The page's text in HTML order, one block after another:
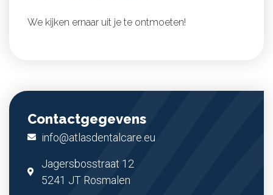
We kijken ernaar uit je te ontmoeten!
Contactgegevens
info@atlasdentalcare.eu
Jagersbosstraat 12
5241 JT Rosmalen